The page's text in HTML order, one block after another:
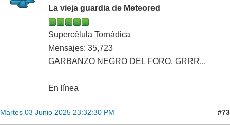
La vieja guardia de Meteored
Supercélula Tornádica
Mensajes: 35,723
GARBANZO NEGRO DEL FORO, GRRR...
En línea
Martes 03 Junio 2025 23:32:30 PM #73